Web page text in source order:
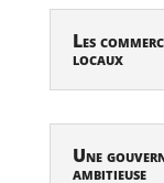
Les
locaux
Une
ambitieuse